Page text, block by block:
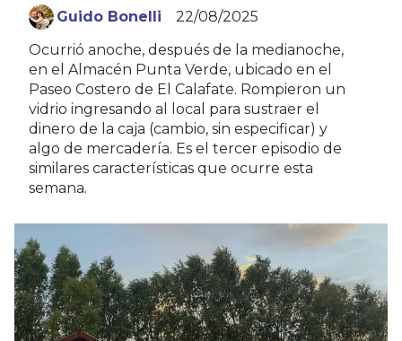
Ocurrió anoche, después de la medianoche,
en el Almacén Punta Verde, ubicado en el
Paseo Costero de El Calafate. Rompieron un
vidrio ingresando al local para sustraer el
dinero de la caja (cambio, sin especificar) y
algo de mercadería. Es el tercer episodio de
similares características que ocurre esta
semana.
22/08/2025
Guido Bonelli